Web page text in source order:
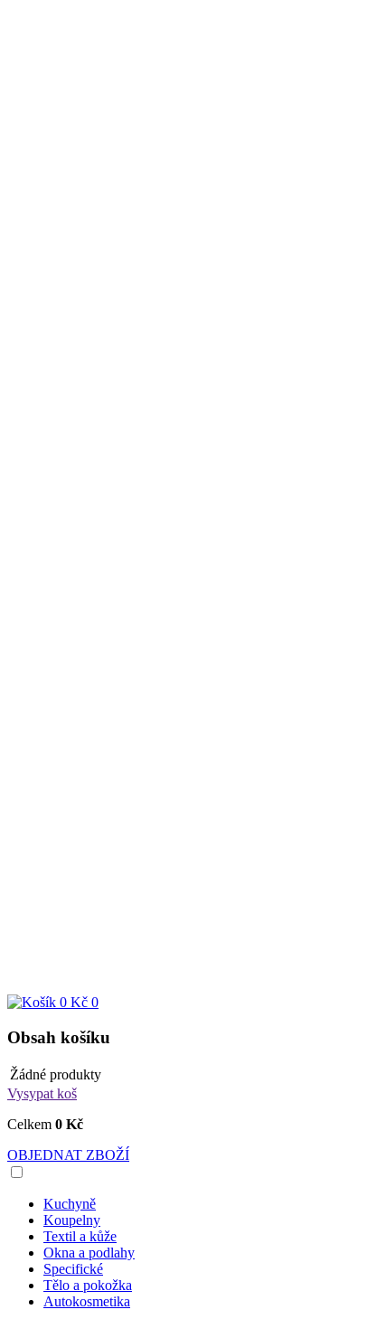
0 Kč 0
Obsah košíku
Žádné produkty
Vysypat koš
Celkem 0 Kč
OBJEDNAT ZBOŽÍ
Kuchyně
Koupelny
Textil a kůže
Okna a podlahy
Specifické
Tělo a pokožka
Autokosmetika